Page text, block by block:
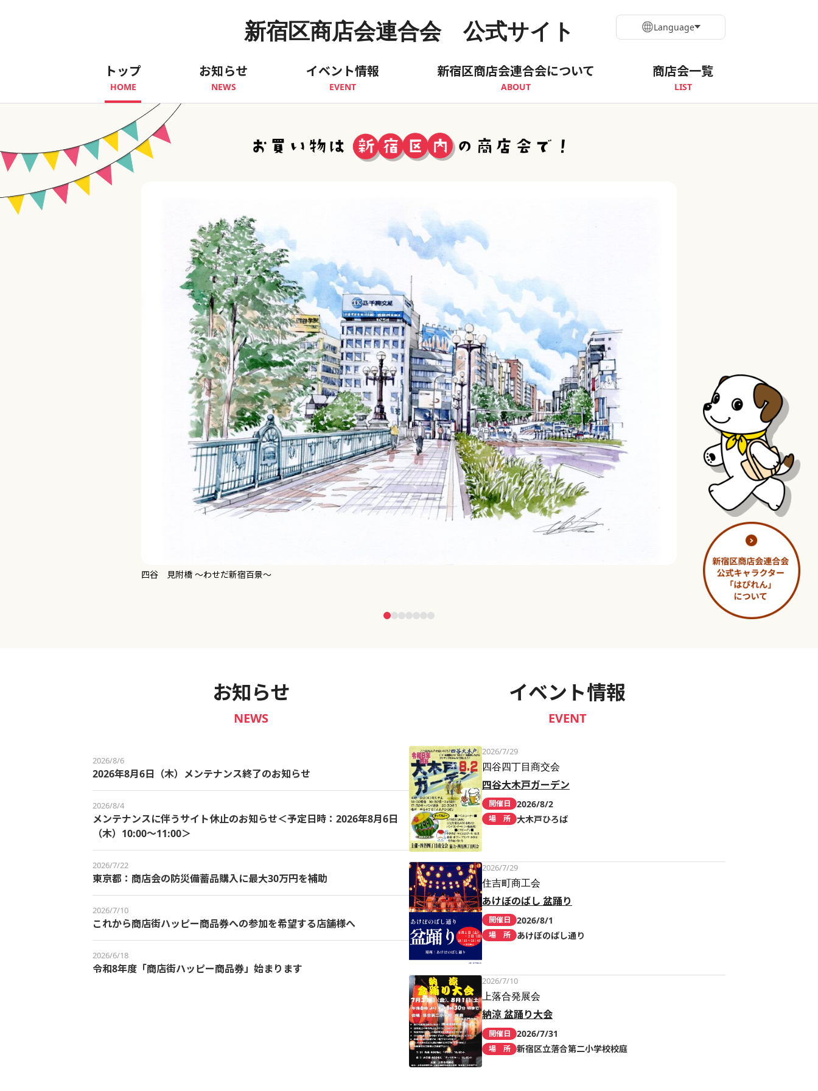
新宿区商店会連合会 公式サイト
トップ
HOME
お知らせ
NEWS
イベント情報
EVENT
新宿区商店会連合会について
ABOUT
商店会一覧
LIST
Language
淀橋市場 ～わせだ新宿百景～
お知らせ
NEWS
2026/8/6
2026年8月6日（木）メンテナンス終了のお知らせ
2026/8/4
メンテナンスに伴うサイト休止のお知らせ＜予定日時：2026年8月6日
（木）10:00～11:00＞
2026/7/22
東京都：商店会の防災備蓄品購入に最大30万円を補助
2026/7/10
これから商店街ハッピー商品券への参加を希望する店舗様へ
2026/6/18
令和8年度「商店街ハッピー商品券」始まります
イベント情報
EVENT
2026/7/29
四谷四丁目商交会
四谷大木戸ガーデン
開催日 2026/8/2
場 所 大木戸ひろば
2026/7/29
住吉町商工会
あけぼのばし 盆踊り
開催日 2026/8/1
場 所 あけぼのばし通り
2026/7/10
上落合発展会
納涼 盆踊り大会
開催日 2026/7/31
場 所 新宿区立落合第二小学校校庭